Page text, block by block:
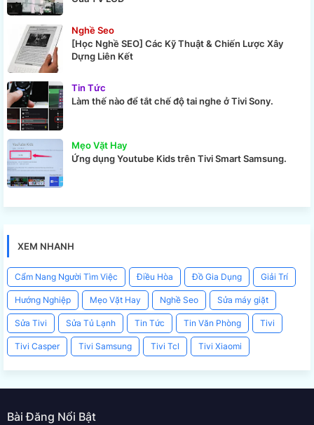
Nghề Seo
[Học Nghề SEO] Các Kỹ Thuật & Chiến Lược Xây
Dựng Liên Kết
Tin Tức
Làm thế nào để tắt chế độ tai nghe ở Tivi Sony.
Mẹo Vặt Hay
Ứng dụng Youtube Kids trên Tivi Smart Samsung.
XEM NHANH
Cẩm Nang Người Tìm Việc Điều Hòa Đồ Gia Dụng Giải Trí
Hướng Nghiệp Mẹo Vặt Hay Nghề Seo Sửa máy giặt
Sửa Tivi Sửa Tủ Lạnh Tin Tức Tin Văn Phòng Tivi
Tivi Casper Tivi Samsung Tivi Tcl Tivi Xiaomi
Bài Đăng Nổi Bật